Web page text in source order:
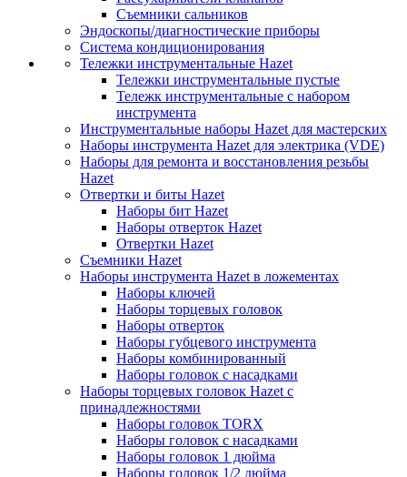
Съемники сальников
Эндоскопы/диагностические приборы
Система кондиционирования
Тележки инструментальные Hazet
Тележки инструментальные пустые
Тележк инструментальные с набором
инструмента
Инструментальные наборы Hazet для мастерских
Наборы инструмента Hazet для электрика (VDE)
Наборы для ремонта и восстановления резьбы
Hazet
Отвертки и биты Hazet
Наборы бит Hazet
Наборы отверток Hazet
Отвертки Hazet
Съемники Hazet
Наборы инструмента Hazet в ложементах
Наборы ключей
Наборы торцевых головок
Наборы отверток
Наборы губцевого инструмента
Наборы комбинированный
Наборы головок с насадками
Наборы торцевых головок Hazet с
принадлежностями
Наборы головок TORX
Наборы головок с насадками
Наборы головок 1 дюйма
Наборы головок 1/2 дюйма